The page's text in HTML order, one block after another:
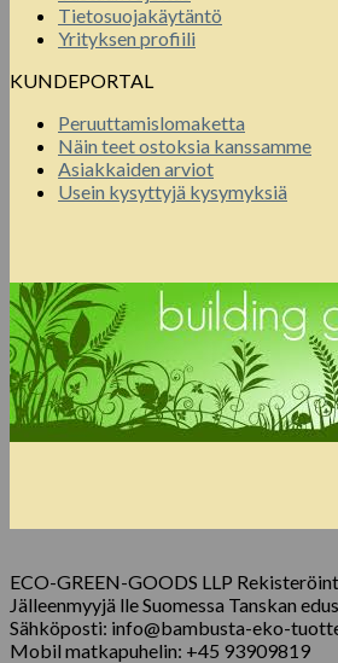
Tietosuojakäytäntö
Yrityksen profiili
KUNDEPORTAL
Peruuttamislomaketta
Näin teet ostoksia kanssamme
Asiakkaiden arviot
Usein kysyttyjä kysymyksiä
ECO-GREEN-GOODS LLP
Jälleenmyyjä lle Suomessa Tanskan
Sähköposti: info@bambusta-eko-
Mobil matkapuhelin: +45 93909819